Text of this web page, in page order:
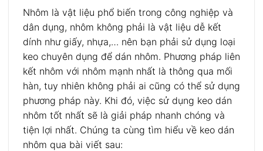
Nhôm là vật liệu phổ biến trong công nghiệp và
dân dụng, nhôm không phải là vật liệu dễ kết
dính như giấy, nhựa,… nên bạn phải sử dụng loại
keo chuyên dụng để dán nhôm. Phương pháp liên
kết nhôm với nhôm mạnh nhất là thông qua mối
hàn, tuy nhiên không phải ai cũng có thể sử dụng
phương pháp này. Khi đó, việc sử dụng keo dán
nhôm tốt nhất sẽ là giải pháp nhanh chóng và
tiện lợi nhất. Chúng ta cùng tìm hiểu về keo dán
nhôm qua bài viết sau: